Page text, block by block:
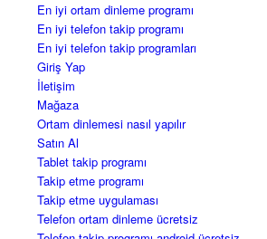
En iyi ortam dinleme programı
En iyi telefon takip programı
En iyi telefon takip programları
Giriş Yap
İletişim
Mağaza
Ortam dinlemesi nasıl yapılır
Satın Al
Tablet takip programı
Takip etme programı
Takip etme uygulaması
Telefon ortam dinleme ücretsiz